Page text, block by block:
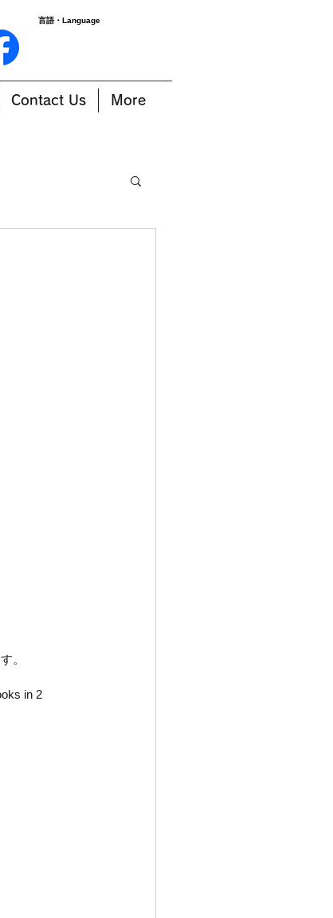
言語・Language
Contact Us More
。
in 2